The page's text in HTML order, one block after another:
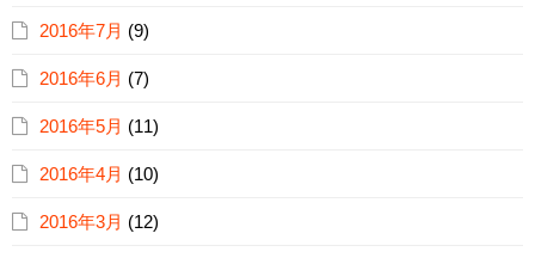
2016年7月 (9)
2016年6月 (7)
2016年5月 (11)
2016年4月 (10)
2016年3月 (12)